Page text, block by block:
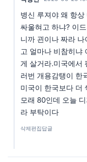
병신 루져야 왜 항
싸울혀고 하냐? 이
니까 괸이나 짜라
고 얼마나 비참히냐
게 살거라.미국에서
러번 개용감탱이 한
미국이 한국보다 더
모래 80인데 오늘
라 부탁이다
삭제편집답글